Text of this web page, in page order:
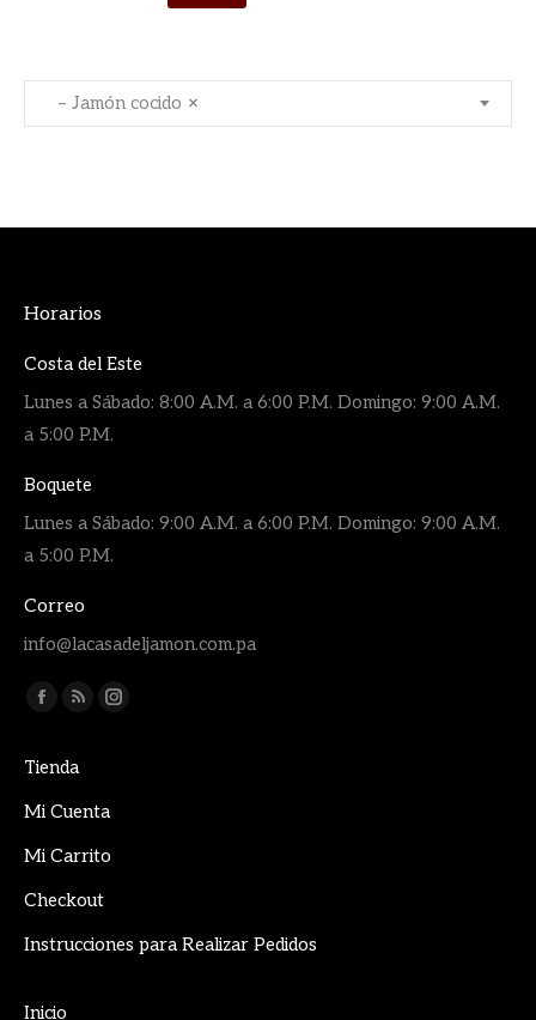
×
– Jamón cocido
Horarios
Costa del Este
Lunes a Sábado: 8:00 A.M. a 6:00 P.M. Domingo: 9:00 A.M.
a 5:00 P.M.
Boquete
Lunes a Sábado: 9:00 A.M. a 6:00 P.M. Domingo: 9:00 A.M.
a 5:00 P.M.
Correo
info@lacasadeljamon.com.pa
Encuéntranos en:
Facebook
opens
in
window
Rss
opens
in
window
Instagram
Tienda
Mi Cuenta
Mi Carrito
Checkout
Instrucciones para Realizar Pedidos
Inicio